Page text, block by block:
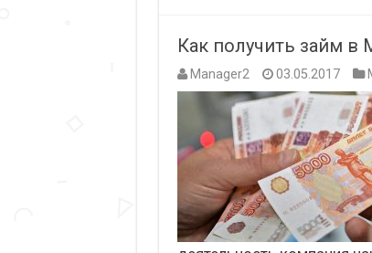
Как получить займ
Manager2 03.05.2017